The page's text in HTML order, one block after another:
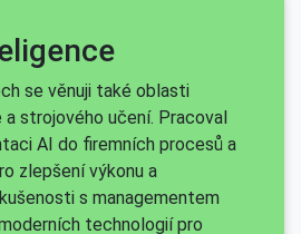
se věnuji také oblasti
strojového učení. Pracoval
AI do firemních procesů a
zlepšení výkonu a
s managementem
technologií pro